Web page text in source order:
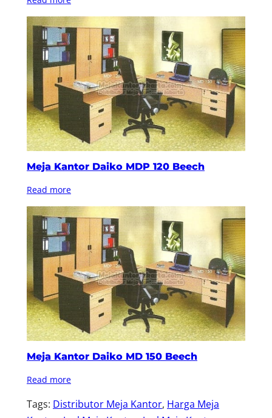
Meja Kantor Daiko MDP 120 Beech
Read more
Meja Kantor Daiko MD 150 Beech
Read more
Tags: Distributor Meja Kantor, Harga Meja